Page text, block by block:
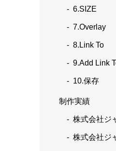
6.SIZE
7.Overlay
8.Link To
9.Add Link
10.保存
制作実績
株式会社
株式会社